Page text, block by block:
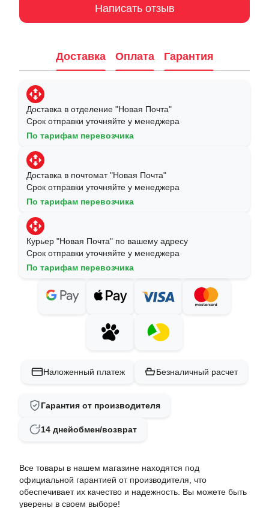
Написать отзыв
Доставка Оплата Гарантия
Доставка в отделение "Новая Почта"
Срок отправки уточняйте у менеджера
По тарифам перевозчика
Доставка в почтомат "Новая Почта"
Срок отправки уточняйте у менеджера
По тарифам перевозчика
Курьер "Новая Почта" по вашему адресу
Срок отправки уточняйте у менеджера
По тарифам перевозчика
Наложенный платеж Безналичный расчет
Гарантия от производителя
14 днейобмен/возврат
Все товары в нашем магазине находятся под
официальной гарантией от производителя, что
обеспечивает их качество и надежность. Вы можете быть
уверены в своем выборе!